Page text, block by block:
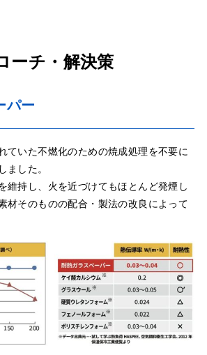
ーチ・解決策
パー
ていた不燃化のための焼成処理を不要に
ました。
維持し、火を近づけてもほとんど発煙し
材そのものの配合・製法の改良によって